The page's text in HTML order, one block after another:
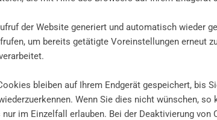
der Website generiert und automatisch wieder
um bereits getätigte Voreinstellungen erneut
bleiben auf Ihrem Endgerät gespeichert, bis
Wenn Sie dies nicht wünschen, so
im Einzelfall erlauben. Bei der Deaktivierung von